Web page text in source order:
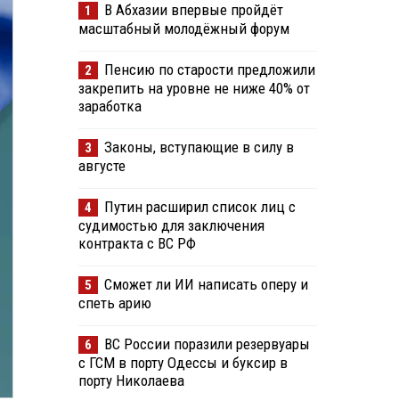
1
В Абхазии впервые пройдёт
масштабный молодёжный форум
2
Пенсию по старости предложили
закрепить на уровне не ниже 40% от
заработка
3
Законы, вступающие в силу в
августе
4
Путин расширил список лиц с
судимостью для заключения
контракта с ВС РФ
5
Сможет ли ИИ написать оперу и
спеть арию
6
ВС России поразили резервуары
с ГСМ в порту Одессы и буксир в
порту Николаева